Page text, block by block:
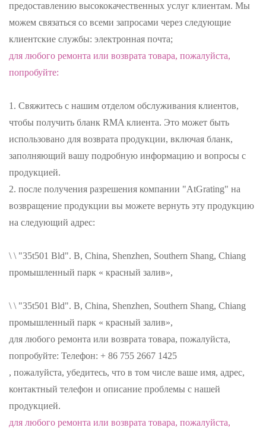
предоставлению высококачественных услуг клиентам. Мы
можем связаться со всеми запросами через следующие
клиентские службы: электронная почта;
для любого ремонта или возврата товара, пожалуйста,
попробуйте:
1. Свяжитесь с нашим отделом обслуживания клиентов,
чтобы получить бланк RMA клиента. Это может быть
использовано для возврата продукции, включая бланк,
заполняющий вашу подробную информацию и вопросы с
продукцией.
2. после получения разрешения компании "AtGrating" на
возвращение продукции вы можете вернуть эту продукцию
на следующий адрес:
\ \ "35t501 Bld". B, China, Shenzhen, Southern Shang, Chiang
промышленный парк « красный залив»,
\ \ "35t501 Bld". B, China, Shenzhen, Southern Shang, Chiang
промышленный парк « красный залив»,
для любого ремонта или возврата товара, пожалуйста,
попробуйте: Телефон: + 86 755 2667 1425
, пожалуйста, убедитесь, что в том числе ваше имя, адрес,
контактный телефон и описание проблемы с нашей
продукцией.
для любого ремонта или возврата товара, пожалуйста,